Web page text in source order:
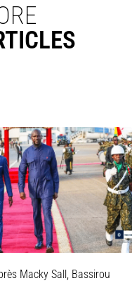
Macky Sall, Bassirou